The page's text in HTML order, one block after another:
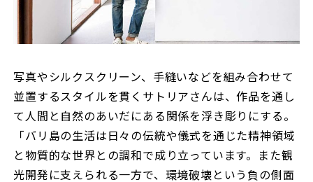
写真やシルクスクリーン、手縫いなどを組み合わせて
並置するスタイルを貫くサトリアさんは、作品を通し
て人間と自然のあいだにある関係を浮き彫りにする。
「バリ島の生活は日々の伝統や儀式を通じた精神領域
と物質的な世界との調和で成り立っています。また観
光開発に支えられる一方で、環境破壊という負の側面